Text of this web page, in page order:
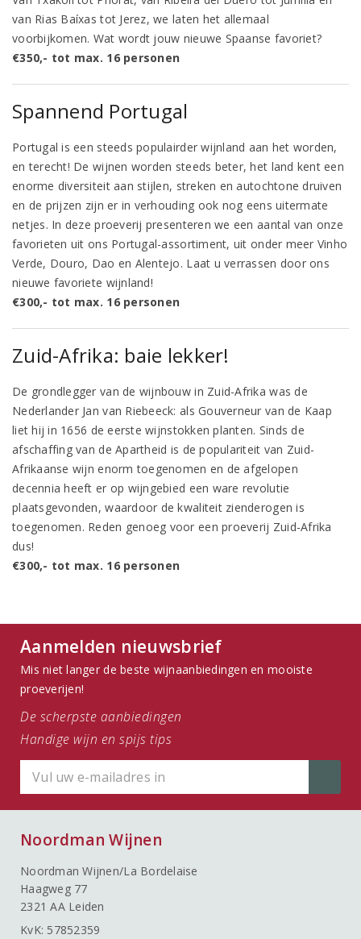
van Rias Baíxas tot Jerez, we laten het allemaal
voorbijkomen. Wat wordt jouw nieuwe Spaanse favoriet?
€350,- tot max. 16 personen
Spannend Portugal
Portugal is een steeds populairder wijnland aan het worden,
en terecht! De wijnen worden steeds beter, het land kent een
enorme diversiteit aan stijlen, streken en autochtone druiven
en de prijzen zijn er in verhouding ook nog eens uitermate
netjes. In deze proeverij presenteren we een aantal van onze
favorieten uit ons Portugal-assortiment, uit onder meer Vinho
Verde, Douro, Dao en Alentejo. Laat u verrassen door ons
nieuwe favoriete wijnland!
€300,- tot max. 16 personen
Zuid-Afrika: baie lekker!
De grondlegger van de wijnbouw in Zuid-Afrika was de
Nederlander Jan van Riebeeck: als Gouverneur van de Kaap
liet hij in 1656 de eerste wijnstokken planten. Sinds de
afschaffing van de Apartheid is de populariteit van Zuid-
Afrikaanse wijn enorm toegenomen en de afgelopen
decennia heeft er op wijngebied een ware revolutie
plaatsgevonden, waardoor de kwaliteit zienderogen is
toegenomen. Reden genoeg voor een proeverij Zuid-Afrika
dus!
€300,- tot max. 16 personen
Aanmelden nieuwsbrief
Mis niet langer de beste wijnaanbiedingen en mooiste
proeverijen!
De scherpste aanbiedingen
Handige wijn en spijs tips
Noordman Wijnen
Noordman Wijnen/La Bordelaise
Haagweg 77
2321 AA Leiden
KvK: 57852359